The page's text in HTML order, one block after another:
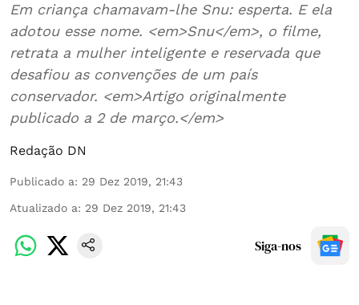
Em criança chamavam-lhe Snu: esperta. E ela
adotou esse nome. <em>Snu</em>, o filme,
retrata a mulher inteligente e reservada que
desafiou as convenções de um país
conservador. <em>Artigo originalmente
publicado a 2 de março.</em>
Redação DN
Publicado a: 29 Dez 2019, 21:43
Atualizado a: 29 Dez 2019, 21:43
Siga-nos